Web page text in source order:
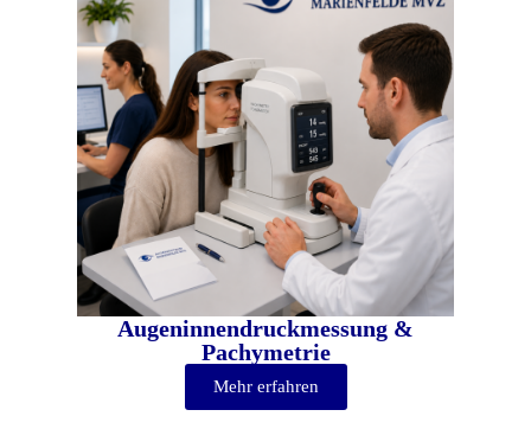
Augeninnendruckmessung &
Pachymetrie
Mehr erfahren